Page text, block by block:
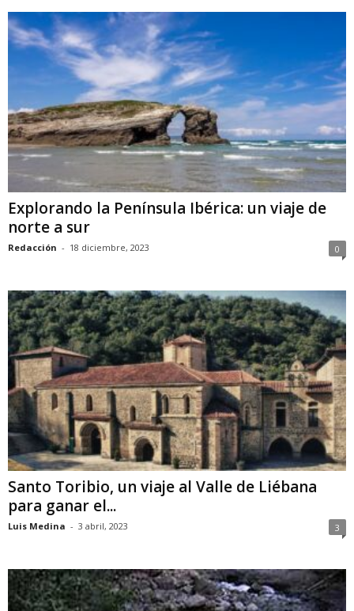
Explorando la Península Ibérica: un viaje de
norte a sur
Redacción - 18 diciembre, 2023 0
Santo Toribio, un viaje al Valle de Liébana
para ganar el...
Luis Medina - 3 abril, 2023 3